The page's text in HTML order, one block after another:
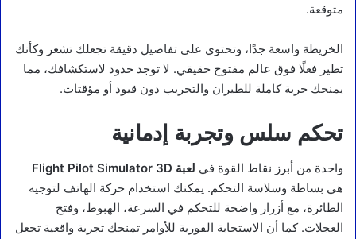
متوقعة.
الخريطة واسعة جدًا، وتحتوي على تفاصيل دقيقة تجعلك تشعر وكأنك
تطير فعلًا فوق عالم مفتوح حقيقي. لا توجد حدود لاستكشافك، مما
يمنحك حرية كاملة للطيران والتجريب دون قيود أو مؤقتات.
تحكم سلس وتجربة إدمانية
واحدة من أبرز نقاط القوة في لعبة Flight Pilot Simulator 3D
هي بساطة وسلاسة التحكم. يمكنك استخدام حركة الهاتف لتوجيه
الطائرة، مع أزرار واضحة للتحكم في السرعة، الهبوط، وفتح
العجلات. كما أن الاستجابة الفورية للأوامر تمنحك تجربة واقعية تجعل